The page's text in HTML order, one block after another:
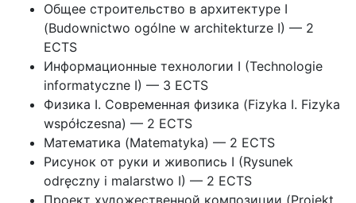
Общее строительство в архитектуре I
(Budownictwo ogólne w architekturze I) — 2
ECTS
Информационные технологии I (Technologie
informatyczne I) — 3 ECTS
Физика I. Современная физика (Fizyka I. Fizyka
współczesna) — 2 ECTS
Математика (Matematyka) — 2 ECTS
Рисунок от руки и живопись I (Rysunek
odręczny i malarstwo I) — 2 ECTS
Проект художественной композиции (Projekt